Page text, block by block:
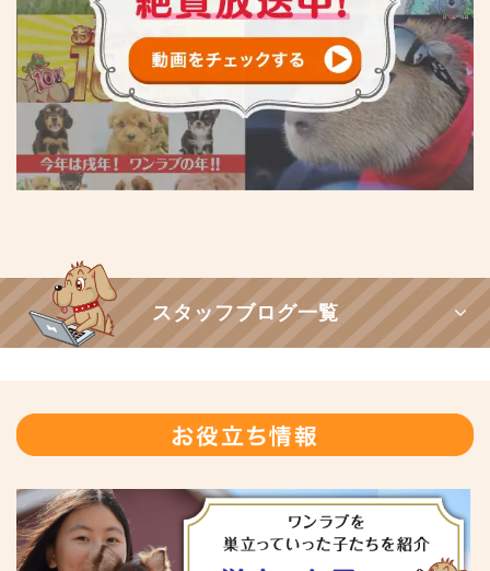
スタッフブログ一覧